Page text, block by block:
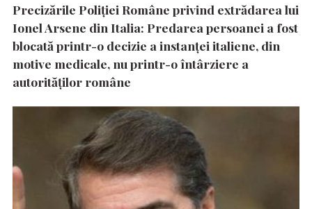
Precizările Poliţiei Române privind extrădarea lui
Ionel Arsene din Italia: Predarea persoanei a fost
blocată printr-o decizie a instanţei italiene, din
motive medicale, nu printr-o întârziere a
autorităţilor române